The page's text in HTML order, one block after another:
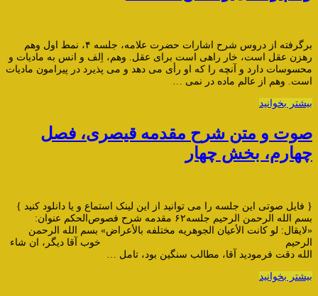
برگرفته از دروس شرح اشارات حضرت علامه، جلسه ۴، نمط اول وهم
رهزن عقل است، خار راهی است برای عقل. وهم، اِلف و انس به مادیات و
محسوسات دارد و آنچه را که او رأی می دهد و می پذیرد در پیرامون مادیات
است. وهم از عالم ماده در نمی …
بیشتر بخوانید
صوت و متن شرح مقدمه قیصری، فصل
چهارم، بخش چهار
{ فایل صوتی این جلسه را می توانید از این لینک استماع و یا دانلود کنید }
بسم الله الرحمن الرحیم جلسه۶۲ مقدمه شرح ‌فصوص‌الحکم عنوان:
«لایقال: لو کانت الأعیان الجوهریه مختلفه بالأعراض» بسم الله الرحمن
الرحیم خوب آقا دیگر، ان شاء
الله دقت فرمودید آقا، مطالب سنگین بود، تامل …
بیشتر بخوانید